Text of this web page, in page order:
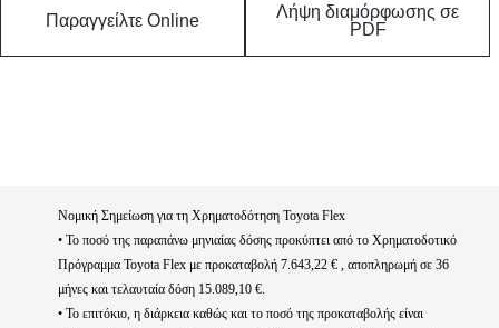
Παραγγείλτε Online
Λήψη διαμόρφωσης σε
PDF
Νομική Σημείωση για τη Χρηματοδότηση Toyota Flex
• Το ποσό της παραπάνω μηνιαίας δόσης προκύπτει από το Χρηματοδοτικό
Πρόγραμμα Toyota Flex με προκαταβολή 7.643,22 € , αποπληρωμή σε 36
μήνες και τελαυταία δόση 15.089,10 €.
• Το επιτόκιο, η διάρκεια καθώς και το ποσό της προκαταβολής είναι